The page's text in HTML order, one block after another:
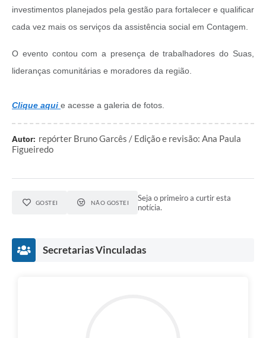
investimentos planejados pela gestão para fortalecer e qualificar
cada vez mais os serviços da assistência social em Contagem.
O evento contou com a presença de trabalhadores do Suas,
lideranças comunitárias e moradores da região.
Clique aqui e acesse a galeria de fotos.
Autor: repórter Bruno Garcês / Edição e revisão: Ana Paula
Figueiredo
GOSTEI NÃO GOSTEI
Seja o primeiro a curtir esta
notícia.
Secretarias Vinculadas